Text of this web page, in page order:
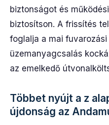
biztonságot és
biztosítson. A frissítés
foglalja a mai
üzemanyagcsalás
az emelkedő
Többet nyújt a z
újdonság az